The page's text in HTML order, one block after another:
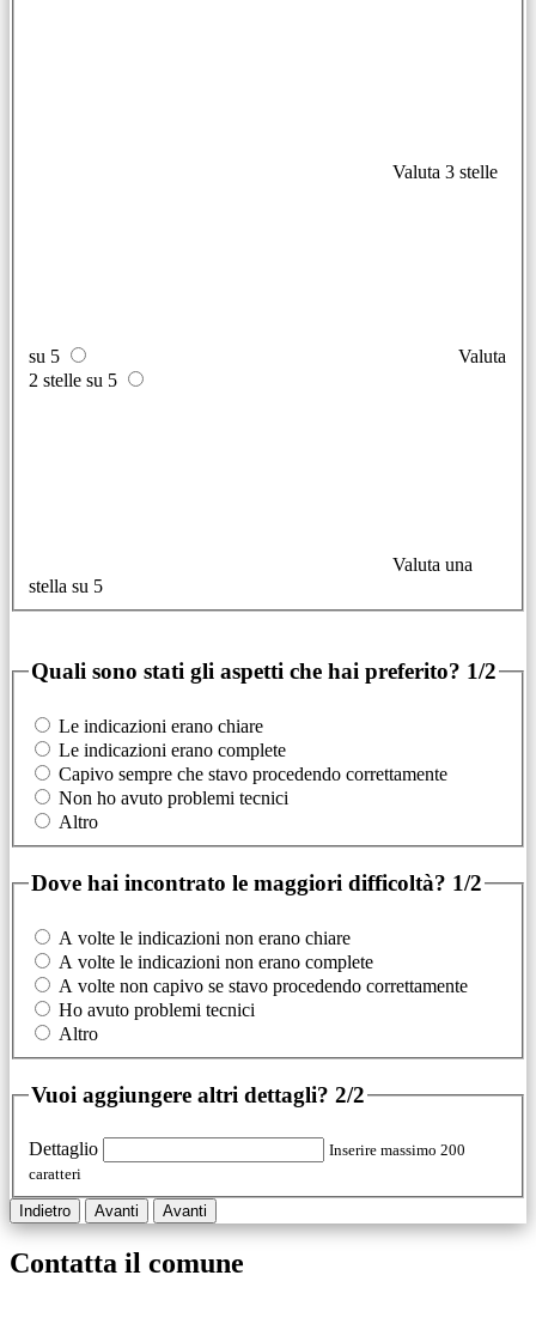
Valuta 3 stelle
su 5
Valuta
2 stelle su 5
Valuta una
stella su 5
Quali sono stati gli aspetti che hai preferito? 1/2
Le indicazioni erano chiare
Le indicazioni erano complete
Capivo sempre che stavo procedendo correttamente
Non ho avuto problemi tecnici
Altro
Dove hai incontrato le maggiori difficoltà? 1/2
A volte le indicazioni non erano chiare
A volte le indicazioni non erano complete
A volte non capivo se stavo procedendo correttamente
Ho avuto problemi tecnici
Altro
Vuoi aggiungere altri dettagli? 2/2
Dettaglio
Inserire massimo 200
caratteri
Indietro Avanti Avanti
Contatta il comune